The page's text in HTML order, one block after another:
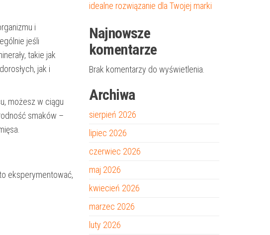
i
jeśli
takie jak
jak i
możesz w ciągu
smaków –
eksperymentować,
idealne rozwiązanie dla Twojej marki
Najnowsze
komentarze
Brak komentarzy do wyświetlenia.
Archiwa
sierpień 2026
lipiec 2026
czerwiec 2026
maj 2026
kwiecień 2026
marzec 2026
luty 2026